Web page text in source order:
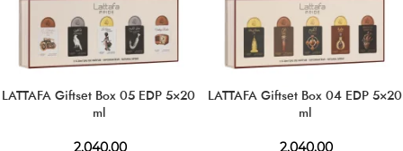
LATTAFA Giftset Box 05 EDP 5×20
ml
2.040,00
LATTAFA Giftset Box 04 EDP 5×20
ml
2.040,00